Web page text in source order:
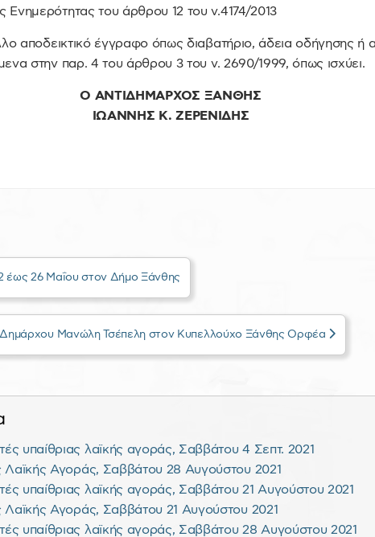
Ενημερότητας του άρθρου 12 του ν.4174/2013
αποδεικτικό έγγραφο όπως διαβατήριο, άδεια οδήγησης ή
στην παρ. 4 του άρθρου 3 του ν. 2690/1999, όπως ισχύει.
Ο ΑΝΤΙΔΗΜΑΡΧΟΣ ΞΑΝΘΗΣ
ΙΩΑΝΝΗΣ Κ. ΖΕΡΕΝΙΔΗΣ
26 Μαΐου στον Δήμο Ξάνθης
Δημάρχου Μανώλη Τσέπελη στον Κυπελλούχο Ξάνθης Ορφέα
υπαίθριας λαϊκής αγοράς, Σαββάτου 4 Σεπτ. 2021
Λαϊκής Αγοράς, Σαββάτου 28 Αυγούστου 2021
υπαίθριας λαϊκής αγοράς, Σαββάτου 21 Αυγούστου 2021
Λαϊκής Αγοράς, Σαββάτου 21 Αυγούστου 2021
υπαίθριας λαϊκής αγοράς, Σαββάτου 28 Αυγούστου 2021